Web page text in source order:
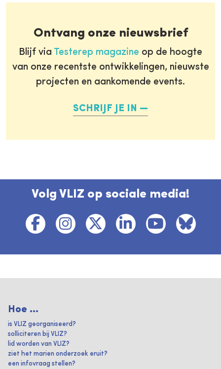
Ontvang onze nieuwsbrief
Blijf via Testerep magazine op de hoogte
van onze recentste ontwikkelingen, nieuwste
projecten en aankomende events.
SCHRIJF JE IN
Volg VLIZ op sociale media!
Hoe ...
is VLIZ georganiseerd?
solliciteren bij VLIZ?
lid worden van VLIZ?
ziet het marien onderzoek eruit?
een infovraag stellen?